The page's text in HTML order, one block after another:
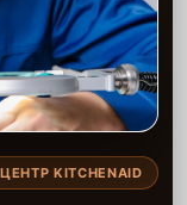
KITCHENAID